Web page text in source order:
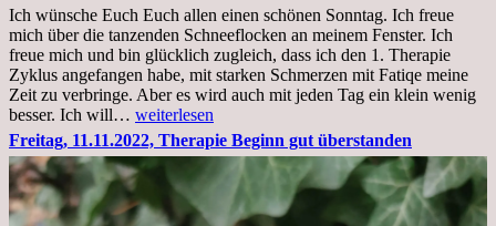
Krankenhaus
stationär
Ich wünsche Euch Euch allen einen schönen Sonntag. Ich freue
mich über die tanzenden Schneeflocken an meinem Fenster. Ich
freue mich und bin glücklich zugleich, dass ich den 1. Therapie
Zyklus angefangen habe, mit starken Schmerzen mit Fatiqe meine
Zeit zu verbringe. Aber es wird auch mit jeden Tag ein klein wenig
besser. Ich will… Sonntag,
20.11.2022,
Todensonntag
weiterlesen
Freitag, 11.11.2022, Therapie Beginn gut überstanden